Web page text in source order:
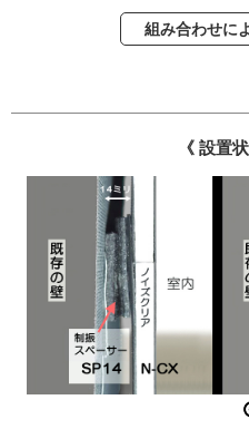
組み合わせに
《 設置